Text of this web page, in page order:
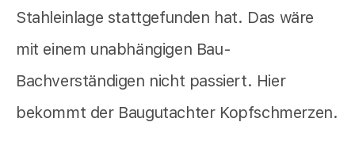
Stahleinlage stattgefunden hat. Das wäre
mit einem unabhängigen Bau-
Bachverständigen nicht passiert. Hier
bekommt der Baugutachter Kopfschmerzen.